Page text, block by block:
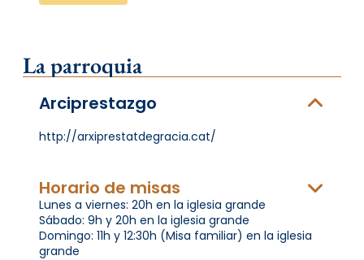
La parroquia
Arciprestazgo
http://arxiprestatdegracia.cat/
Horario de misas
Lunes a viernes: 20h en la iglesia grande
Sábado: 9h y 20h en la iglesia grande
Domingo: 11h y 12:30h (Misa familiar) en la iglesia
grande